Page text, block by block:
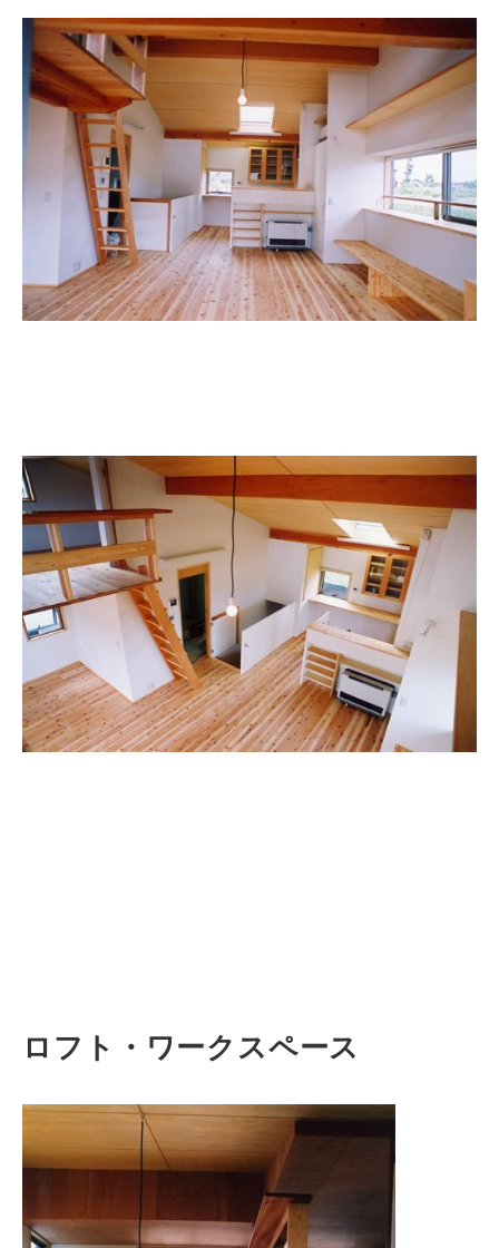
ロフト・ワークスペース